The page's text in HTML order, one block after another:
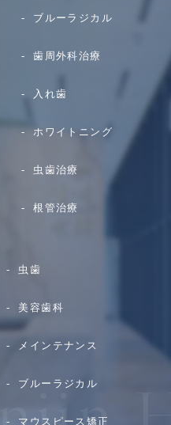
ブルーラジカル
歯周外科治療
入れ歯
ホワイトニング
虫歯治療
根管治療
虫歯
美容歯科
メインテナンス
ブルーラジカル
マウスピース矯正